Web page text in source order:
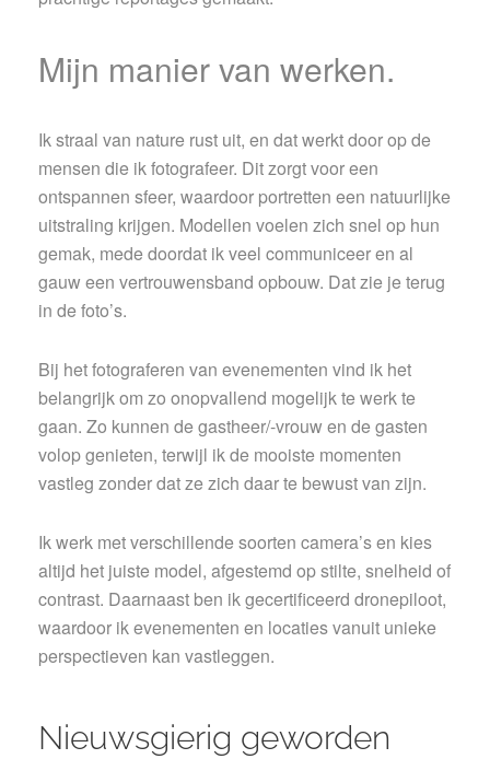
Mijn manier van werken.
Ik straal van nature rust uit, en dat werkt door op de
mensen die ik fotografeer. Dit zorgt voor een
ontspannen sfeer, waardoor portretten een natuurlijke
uitstraling krijgen. Modellen voelen zich snel op hun
gemak, mede doordat ik veel communiceer en al
gauw een vertrouwensband opbouw. Dat zie je terug
in de foto’s.
Bij het fotograferen van evenementen vind ik het
belangrijk om zo onopvallend mogelijk te werk te
gaan. Zo kunnen de gastheer/-vrouw en de gasten
volop genieten, terwijl ik de mooiste momenten
vastleg zonder dat ze zich daar te bewust van zijn.
Ik werk met verschillende soorten camera’s en kies
altijd het juiste model, afgestemd op stilte, snelheid of
contrast. Daarnaast ben ik gecertificeerd dronepiloot,
waardoor ik evenementen en locaties vanuit unieke
perspectieven kan vastleggen.
Nieuwsgierig geworden